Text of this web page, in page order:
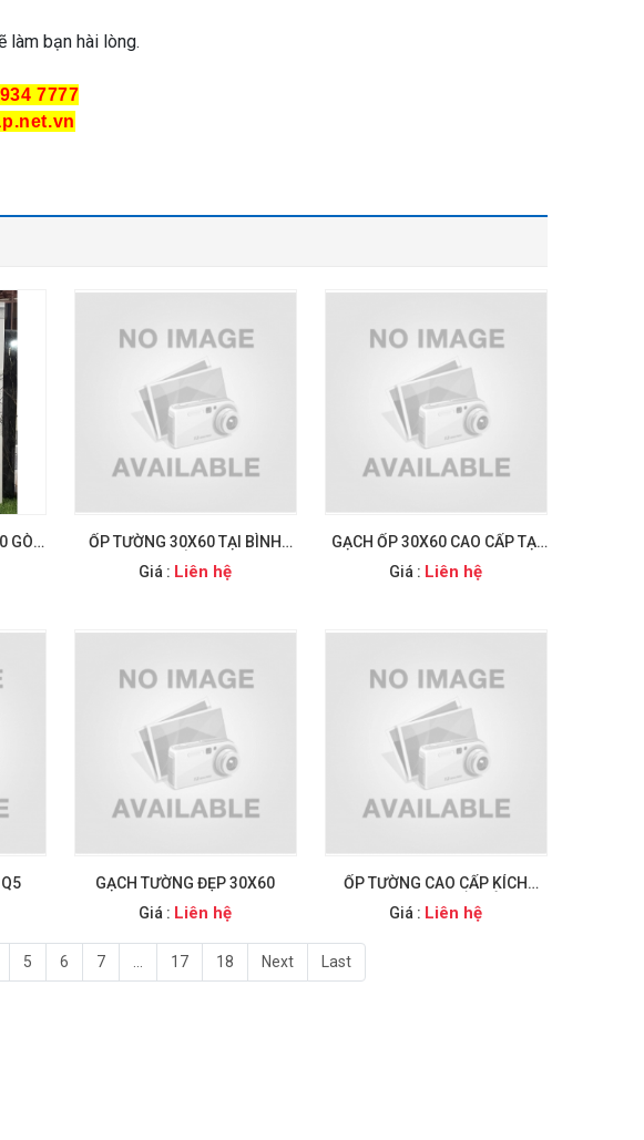
làm bạn hài lòng.
7777
GÒ
ỐP TƯỜNG 30X60 TẠI BÌNH
Giá : Liên hệ
GẠCH ỐP 30X60 CAO CẤP TẠI
Giá : Liên hệ
GẠCH TƯỜNG ĐẸP 30X60
Giá : Liên hệ
ỐP TƯỜNG CAO CẤP KÍCH
THƯỚC 40X80 TÂN BÌNH
Giá : Liên hệ
5 6 7 ... 17 18 Next Last